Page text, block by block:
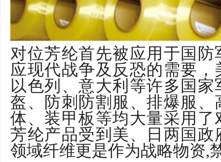
对位芳纶首先被应用于国
应现代战争及反恐的需要
以色列、意大利等许多国
盔、防刺防割服、排爆服
体、装甲板等均大量采用
芳纶产品受到美、日两国
领域纤维更是作为战略物资,